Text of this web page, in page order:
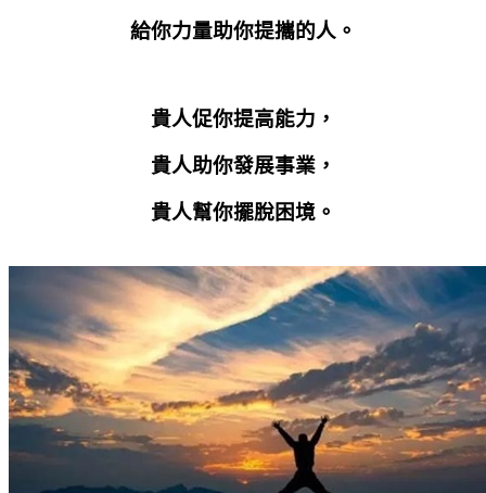
給你力量助你提攜的人。
貴人促你提高能力，
貴人助你發展事業，
貴人幫你擺脫困境。